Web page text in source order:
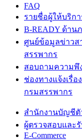
FAQ
รายชื่อผู้ให้บริก
B-READY ด้าน
ศูนย์ข้อมูลข่าวส
สรรพากร
สอบถามความพึ
ช่องทางแจ้งเรื่
กรมสรรพากร
สำนักงานบัญชี
ผู้ตรวจสอบและ
E-Commerce